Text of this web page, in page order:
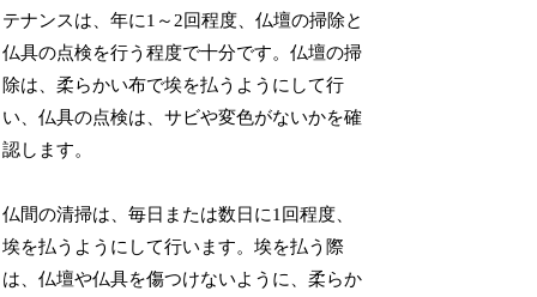
テナンスは、年に1～2回程度、仏壇の掃除と
仏具の点検を行う程度で十分です。仏壇の掃
除は、柔らかい布で埃を払うようにして行
い、仏具の点検は、サビや変色がないかを確
認します。
仏間の清掃は、毎日または数日に1回程度、
埃を払うようにして行います。埃を払う際
は、仏壇や仏具を傷つけないように、柔らか